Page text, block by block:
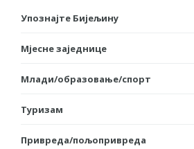
Упознајте Бијељину
Мјесне заједнице
Млади/образовање/спорт
Туризам
Привреда/пољопривреда